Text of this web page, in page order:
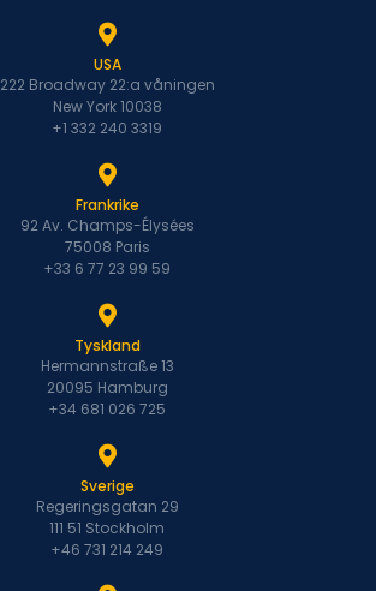
USA
222 Broadway 22:a våningen
New York 10038
+1 332 240 3319
Frankrike
92 Av. Champs-Élysées
75008 Paris
+33 6 77 23 99 59
Tyskland
Hermannstraße 13
20095 Hamburg
+34 681 026 725
Sverige
Regeringsgatan 29
111 51 Stockholm
+46 731 214 249